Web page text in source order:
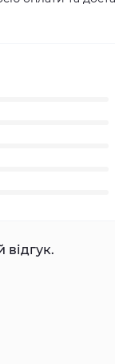
відгук.